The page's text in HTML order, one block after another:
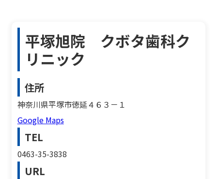
平塚旭院 クボタ歯科ク
リニック
住所
神奈川県平塚市徳延４６３－１
Google Maps
TEL
0463-35-3838
URL